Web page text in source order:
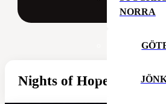
NORRA
Nights of Hope –